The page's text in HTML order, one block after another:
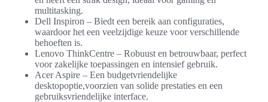
multitasking.
Dell Inspiron – Biedt een bereik aan configuraties,
waardoor het een veelzijdige keuze voor verschillende
behoeften is.
Lenovo ThinkCentre – Robuust en betrouwbaar, perfect
voor zakelijke toepassingen en intensief gebruik.
Acer Aspire – Een budgetvriendelijke
desktopoptie,voorzien van solide prestaties en een
gebruiksvriendelijke interface.